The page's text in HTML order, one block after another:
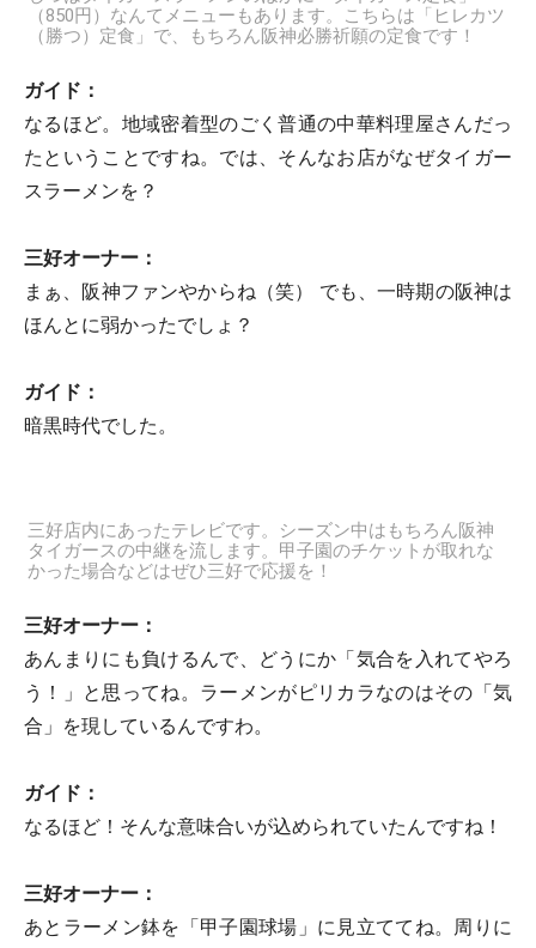
（850円）なんてメニューもあります。こちらは「ヒレカツ
（勝つ）定食」で、もちろん阪神必勝祈願の定食です！
ガイド：
なるほど。地域密着型のごく普通の中華料理屋さんだっ
たということですね。では、そんなお店がなぜタイガー
スラーメンを？
三好オーナー：
まぁ、阪神ファンやからね（笑） でも、一時期の阪神は
ほんとに弱かったでしょ？
ガイド：
暗黒時代でした。
三好店内にあったテレビです。シーズン中はもちろん阪神
タイガースの中継を流します。甲子園のチケットが取れな
かった場合などはぜひ三好で応援を！
三好オーナー：
あんまりにも負けるんで、どうにか「気合を入れてやろ
う！」と思ってね。ラーメンがピリカラなのはその「気
合」を現しているんですわ。
ガイド：
なるほど！そんな意味合いが込められていたんですね！
三好オーナー：
あとラーメン鉢を「甲子園球場」に見立ててね。周りに